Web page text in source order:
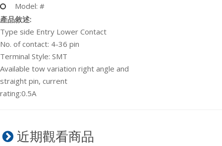
Model: #
產品敘述:
Type side Entry Lower Contact
No. of contact: 4-36 pin
Terminal Style: SMT
Available tow variation right angle and
straight pin, current
rating:0.5A
近期觀看商品